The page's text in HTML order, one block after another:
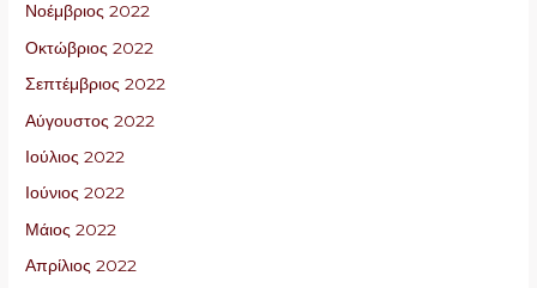
Νοέμβριος 2022
Οκτώβριος 2022
Σεπτέμβριος 2022
Αύγουστος 2022
Ιούλιος 2022
Ιούνιος 2022
Μάιος 2022
Απρίλιος 2022